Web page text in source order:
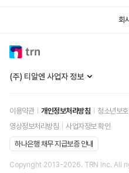
개인정보처리방침
회
(주) 티알엔 사업자 정보
이용약관 개인정보처리방침
청소년보
영상정보처리방침
사업자정보 확인
하나은행 채무 지급보증 안내
Copyright 2013-2026. TRN Inc. All